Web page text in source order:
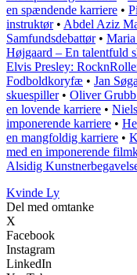
en spændende karriere •
instruktør• Abdel Aziz
Samfundsdebattør•
Højgaard – En talentfuld
Elvis Presley:
Fodboldkoryfæ • Jan
skuespiller• Oliver
en lovende karriere •
imponerende karriere •
en mangfoldig karriere •
med en imponerende
Alsidig
Kvinde Ly
Del med omtanke
X
Facebook
Instagram
LinkedIn